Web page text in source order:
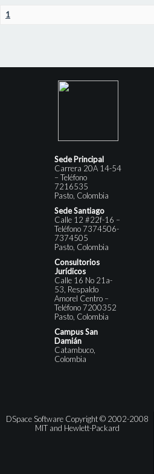
1
Sede Principal
Carrera 20A 14-54
– Teléfono
7216535
Pasto, Colombia
Sede Santiago
Calle 12 #22f-16 –
Teléfono 7374506-
7374505
Pasto, Colombia
Consultorios
Jurídicos
Calle 16 No 21a-
53, Respaldo
Amorel Centro –
Teléfono 7200352
Pasto, Colombia
Campus San
Damián
Catambuco,
Colombia
DSpace Software Copyright © 2002-2008
MIT and Hewlett-Packard